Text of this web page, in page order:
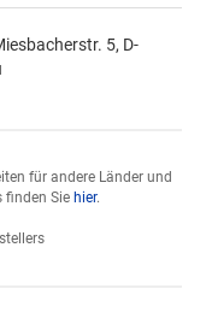
5, D-
für andere Länder und
finden Sie hier.